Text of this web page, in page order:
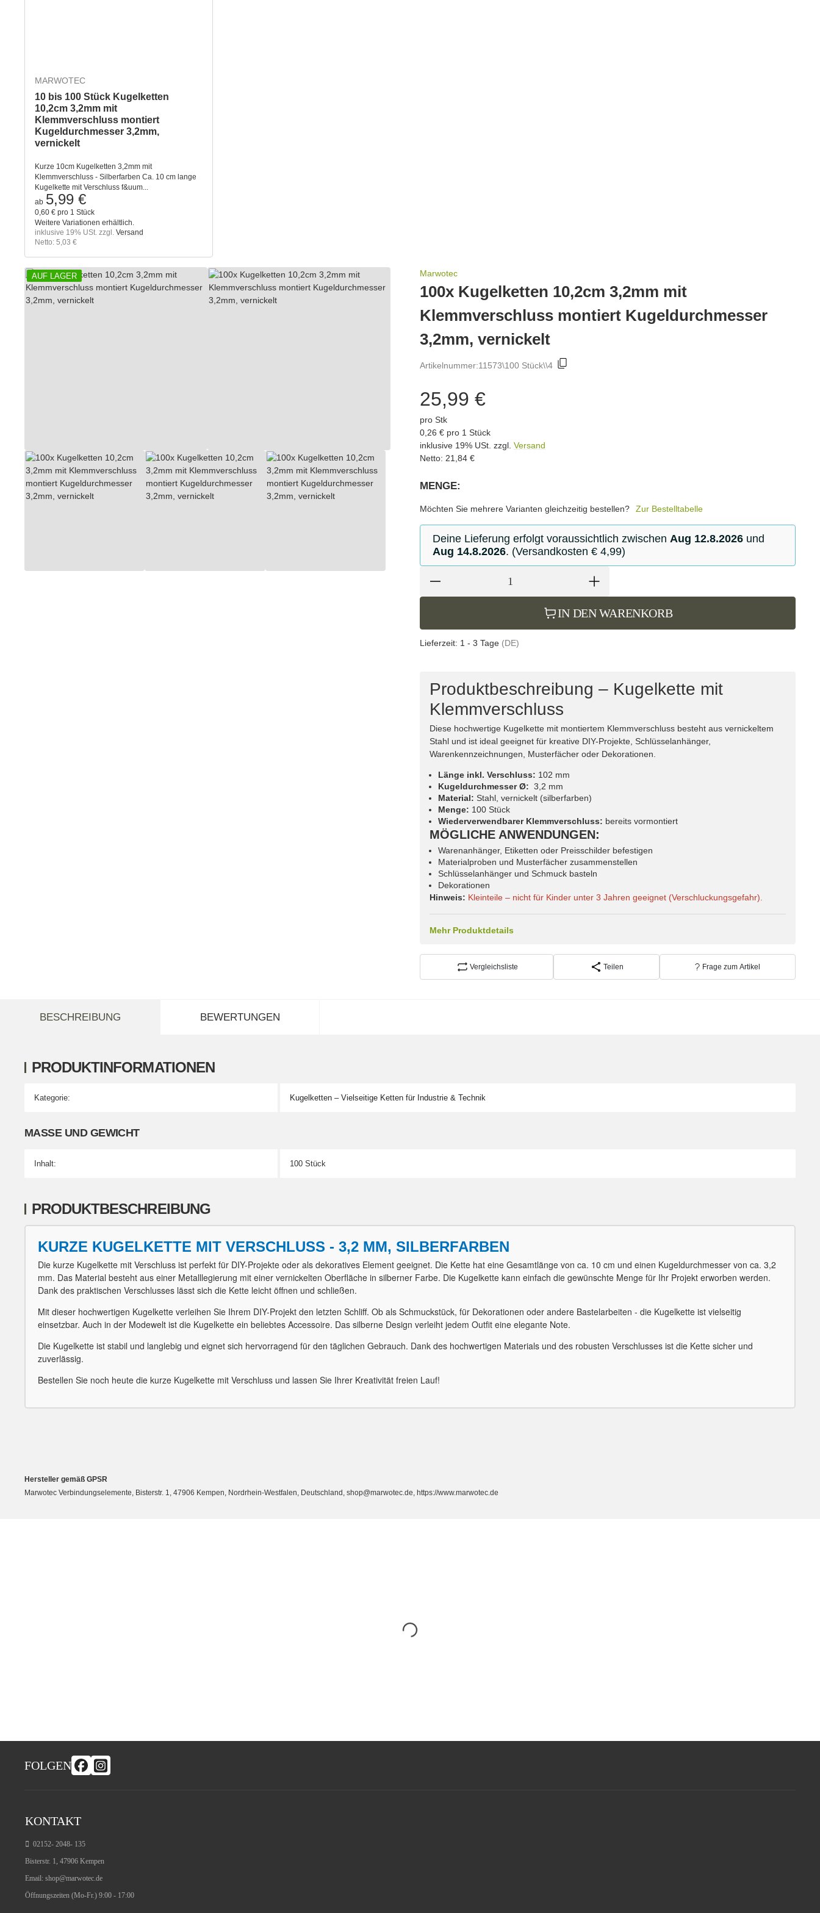
MARWOTEC
10 bis 100 Stück Kugelketten
10,2cm 3,2mm mit
Klemmverschluss montiert
Kugeldurchmesser 3,2mm,
vernickelt
Kurze 10cm Kugelketten 3,2mm mit
Klemmverschluss - Silberfarben Ca. 10 cm lange
Kugelkette mit Verschluss f&uum...
ab 5,99 €
0,60 € pro 1 Stück
Weitere Variationen erhältlich.
inklusive 19% USt. zzgl. Versand
Netto: 5,03 €
AUF LAGER Marwotec
100x Kugelketten 10,2cm 3,2mm mit
Klemmverschluss montiert Kugeldurchmesser
3,2mm, vernickelt
Artikelnummer:11573\100 Stück\\4
25,99 €
pro Stk
0,26 € pro 1 Stück
inklusive 19% USt. zzgl. Versand
Netto: 21,84 €
MENGE:
Möchten Sie mehrere Varianten gleichzeitig bestellen?
Zur Bestelltabelle
Deine Lieferung erfolgt voraussichtlich zwischen Aug 12.8.2026 und
Aug 14.8.2026. (Versandkosten € 4,99)
IN DEN WARENKORB
Lieferzeit: 1 - 3 Tage (DE)
Produktbeschreibung – Kugelkette mit
Klemmverschluss
Diese hochwertige Kugelkette mit montiertem Klemmverschluss besteht aus vernickeltem
Stahl und ist ideal geeignet für kreative DIY-Projekte, Schlüsselanhänger,
Warenkennzeichnungen, Musterfächer oder Dekorationen.
Länge inkl. Verschluss: 102 mm
Kugeldurchmesser Ø: 3,2 mm
Material: Stahl, vernickelt (silberfarben)
Menge: 100 Stück
Wiederverwendbarer Klemmverschluss: bereits vormontiert
MÖGLICHE ANWENDUNGEN:
Warenanhänger, Etiketten oder Preisschilder befestigen
Materialproben und Musterfächer zusammenstellen
Schlüsselanhänger und Schmuck basteln
Dekorationen
Hinweis: Kleinteile – nicht für Kinder unter 3 Jahren geeignet (Verschluckungsgefahr).
Mehr Produktdetails
Vergleichsliste Teilen Frage zum Artikel
BESCHREIBUNG BEWERTUNGEN
PRODUKTINFORMATIONEN
Produkteigenschaft
Wert
Kategorie: Kugelketten – Vielseitige Ketten für Industrie & Technik
MASSE UND GEWICHT
Inhalt: 100 Stück
PRODUKTBESCHREIBUNG
KURZE KUGELKETTE MIT VERSCHLUSS - 3,2 MM, SILBERFARBEN
Die kurze Kugelkette mit Verschluss ist perfekt für DIY-Projekte oder als dekoratives Element geeignet. Die Kette hat eine Gesamtlänge von ca. 10 cm und einen Kugeldurchmesser von ca. 3,2
mm. Das Material besteht aus einer Metalllegierung mit einer vernickelten Oberfläche in silberner Farbe. Die Kugelkette kann einfach die gewünschte Menge für Ihr Projekt erworben werden.
Dank des praktischen Verschlusses lässt sich die Kette leicht öffnen und schließen.
Mit dieser hochwertigen Kugelkette verleihen Sie Ihrem DIY-Projekt den letzten Schliff. Ob als Schmuckstück, für Dekorationen oder andere Bastelarbeiten - die Kugelkette ist vielseitig
einsetzbar. Auch in der Modewelt ist die Kugelkette ein beliebtes Accessoire. Das silberne Design verleiht jedem Outfit eine elegante Note.
Die Kugelkette ist stabil und langlebig und eignet sich hervorragend für den täglichen Gebrauch. Dank des hochwertigen Materials und des robusten Verschlusses ist die Kette sicher und
zuverlässig.
Bestellen Sie noch heute die kurze Kugelkette mit Verschluss und lassen Sie Ihrer Kreativität freien Lauf!
Hersteller gemäß GPSR
Marwotec Verbindungselemente, Bisterstr. 1, 47906 Kempen, Nordrhein-Westfalen, Deutschland, shop@marwotec.de, https://www.marwotec.de
FOLGEN
KONTAKT
02152- 2048- 135
Bisterstr. 1, 47906 Kempen
Email: shop@marwotec.de
Öffnungszeiten (Mo-Fr.) 9:00 - 17:00